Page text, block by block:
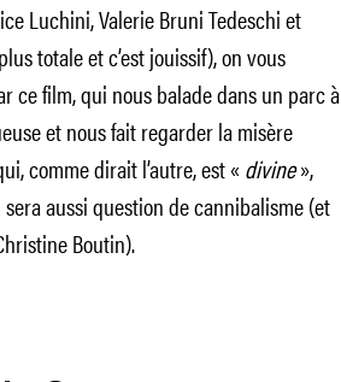
Luchini, Valerie Bruni Tedeschi et
totale et c’est jouissif), on vous
ce film, qui nous balade dans un parc à
et nous fait regarder la misère
comme dirait l’autre, est «divine»,
aussi question de cannibalisme (et
Boutin).